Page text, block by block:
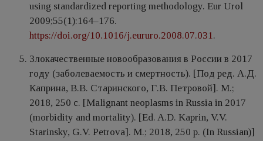
using standardized reporting methodology. Eur Urol
2009;55(1):164–176.
https://doi.org/10.1016/j.eururo.2008.07.031.
Злокачественные новообразования в России в 2017
году (заболеваемость и смертность). [Под ред. А.Д.
Каприна, В.В. Старинского, Г.В. Петровой]. М.;
2018, 250 c. [Malignant neoplasms in Russia in 2017
(morbidity and mortality). [Ed. A.D. Kaprin, V.V.
Starinsky, G.V. Petrova]. M.; 2018, 250 p. (In Russian)]